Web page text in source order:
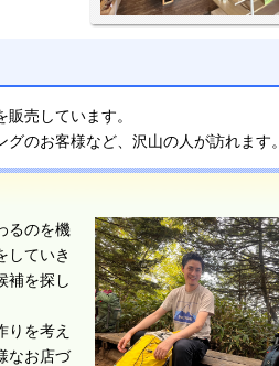
売しています。
のお客様など、沢山の人が訪れます。
るのを機
していき
補を探し
りを考え
なお店づ